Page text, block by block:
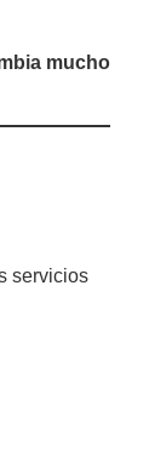
mucho
servicios